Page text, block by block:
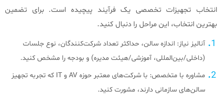
انتخاب تجهیزات تخصصی یک فرآیند پیچیده است. برای تضمین
بهترین انتخاب، این مراحل را دنبال کنید.
آنالیز نیاز: اندازه سالن، حداکثر تعداد شرکت‌کنندگان، نوع جلسات
(داخلی/بین‌المللی، آموزشی/هیئت مدیره) و بودجه را مشخص کنید.
مشاوره با متخصص: با شرکت‌های معتبر حوزه AV و IT که تجربه تجهیز
سالن‌های سازمانی دارند، مشورت کنید.